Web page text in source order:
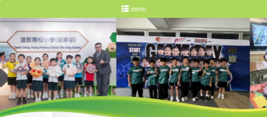
menu